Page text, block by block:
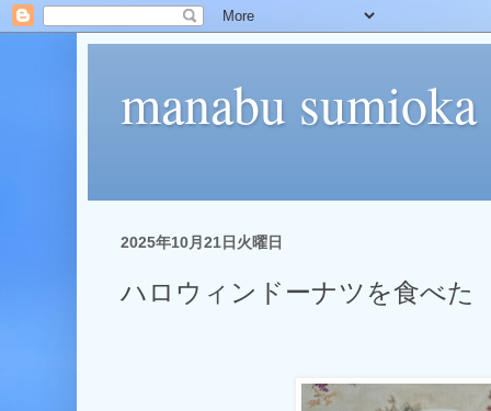
manabu sumioka
2025年10月21日火曜日
ハロウィンドーナツを食べた